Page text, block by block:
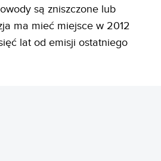
są zniszczone lub
ma mieć miejsce w 2012
lat od emisji ostatniego